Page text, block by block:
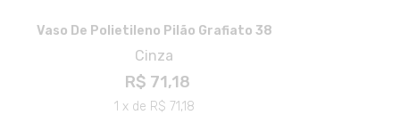
Vaso De Polietileno Pilão Grafiato 38
Cinza
R$ 71,18
1 x de R$ 71,18